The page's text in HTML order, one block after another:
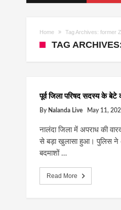
Home Tag Archives: former
TAG
पूर्व जिला परिषद सदस्य के
By Nalanda Live May 11,
नालंदा जिला में अपराध की
से बड़ा खुलासा हुआ। पुलिस ने
बदमाशों …
Read More